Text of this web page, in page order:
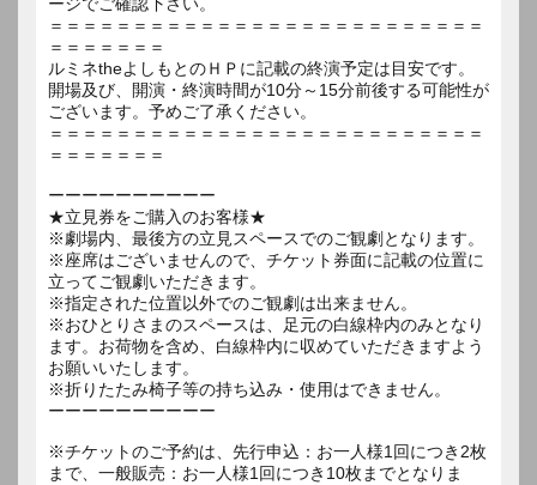
＝＝＝＝＝＝＝＝＝＝＝＝＝＝＝＝＝＝＝＝＝＝＝＝＝＝
＝＝＝＝＝＝＝
ルミネtheよしもとのＨＰに記載の終演予定は目安です。
開場及び、開演・終演時間が10分～15分前後する可能性が
ございます。予めご了承ください。
＝＝＝＝＝＝＝＝＝＝＝＝＝＝＝＝＝＝＝＝＝＝＝＝＝＝
＝＝＝＝＝＝＝
ーーーーーーーーーー
★立見券をご購入のお客様★
※劇場内、最後方の立見スペースでのご観劇となります。
※座席はございませんので、チケット券面に記載の位置に
立ってご観劇いただきます。
※指定された位置以外でのご観劇は出来ません。
※おひとりさまのスペースは、足元の白線枠内のみとなり
ます。お荷物を含め、白線枠内に収めていただきますよう
お願いいたします。
※折りたたみ椅子等の持ち込み・使用はできません。
ーーーーーーーーーー
※チケットのご予約は、先行申込：お一人様1回につき2枚
まで、一般販売：お一人様1回につき10枚までとなりま